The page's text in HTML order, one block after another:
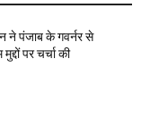
ने पंजाब के गवर्नर से
पर चर्चा की